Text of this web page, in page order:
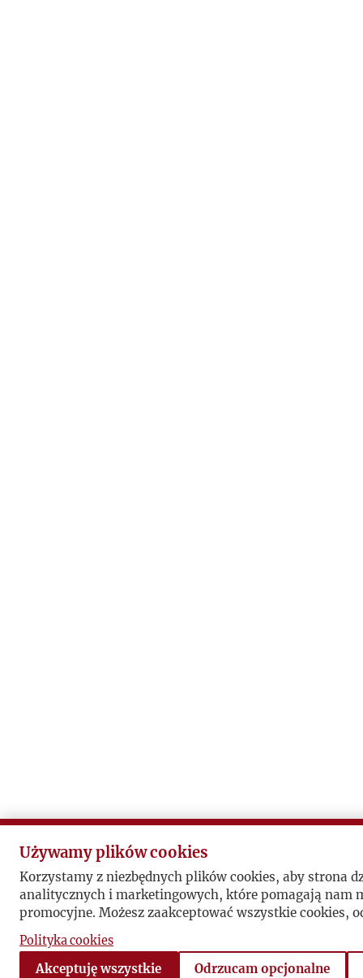
Używamy plików cookies
Korzystamy z niezbędnych plików cookies, aby strona
analitycznych i marketingowych, które pomagają nam
promocyjne. Możesz zaakceptować wszystkie cookies,
Polityka cookies
Akceptuję wszystkie Odrzucam opcjonalne